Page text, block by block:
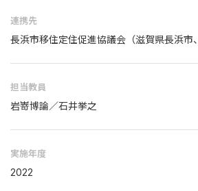
連携先
⻑浜市移住定住促進協議会（滋賀県⻑浜市
担当教員
岩嵜博論／⽯井挙之
実施年度
2022